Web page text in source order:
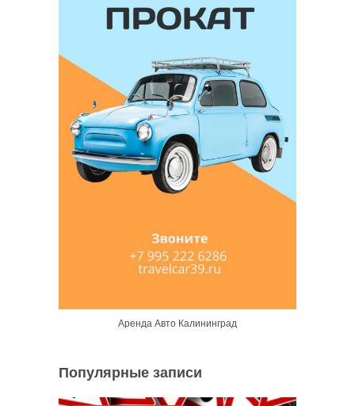
Аренда Авто Калининград
Популярные записи